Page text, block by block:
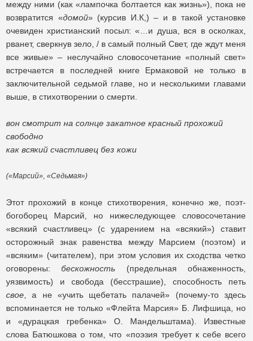
между ними (как «лампочка болтается как жизнь»), пока не
возвратится «домой» (курсив И.К,) – и в такой установке
очевиден христианский посыл: «…и душа, вся в осколках,
рванет, сверкнув зело, / в самый полный Свет, где ждут меня
все живые» – неслучайно словосочетание «полный свет»
встречается в последней книге Ермаковой не только в
заключительной седьмой главе, но и несколькими главами
выше, в стихотворении о смерти.
вон смотрит на солнце закатное красный прохожий
свободно
как всякий счастливец без кожи
(«Марсий», «Седьмая»)
Этот прохожий в конце стихотворения, конечно же, поэт-
богоборец Марсий, но нижеследующее словосочетание
«всякий счастливец» (с ударением на «всякий») ставит
осторожный знак равенства между Марсием (поэтом) и
«всяким» (читателем), при этом условия их сходства четко
оговорены:бескожность (предельная обнаженность,
уязвимость) и свобода (бесстрашие), способность петь
свое , а не «учить щебетать палачей» (почему-то здесь
вспоминается не только «Флейта Марсия» Б. Лифшица, но
и «дурацкая гребенка» О. Мандельштама). Известные
слова Батюшкова о том, что «поэзия требует к себе всего